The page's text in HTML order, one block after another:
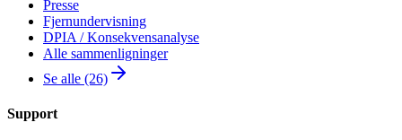
Presse
Fjernundervisning
DPIA / Konsekvensanalyse
Alle sammenligninger
Se alle (26)
Support